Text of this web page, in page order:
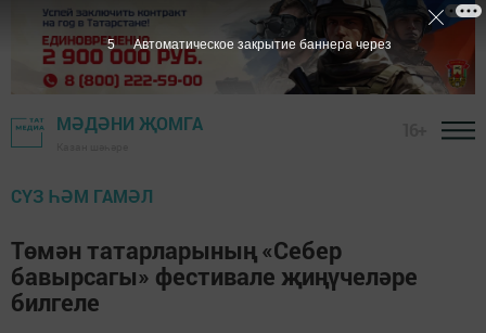
МӘДӘНИ ҖОМГА
СҮЗ ҺӘМ ГАМӘЛ
Төмән татарларының «Себер
бавырсагы» фестивале җиңүчеләре
билгеле
4 Автоматическое закрытие баннера через